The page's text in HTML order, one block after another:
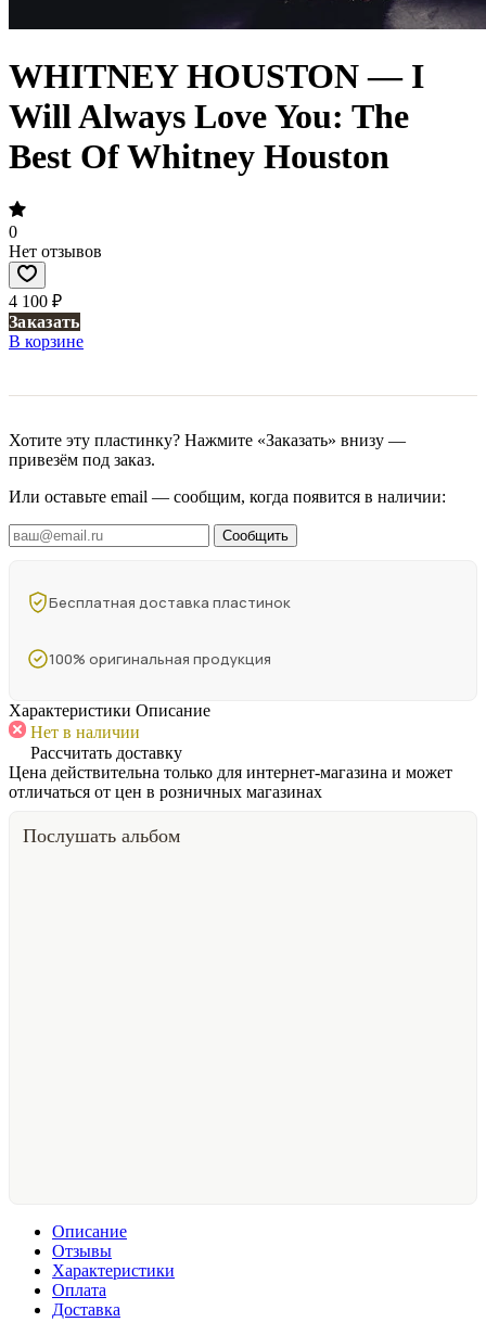
WHITNEY HOUSTON — I
Will Always Love You: The
Best Of Whitney Houston
0
Нет отзывов
4 100 ₽
Заказать
В корзине
Хотите эту пластинку? Нажмите «Заказать» внизу —
привезём под заказ.
Или оставьте email — сообщим, когда появится в наличии:
Сообщить
Бесплатная доставка пластинок
100% оригинальная продукция
Характеристики Описание
Нет в наличии
Рассчитать доставку
Цена действительна только для интернет-магазина и может
отличаться от цен в розничных магазинах
Послушать альбом
Описание
Отзывы
Характеристики
Оплата
Доставка